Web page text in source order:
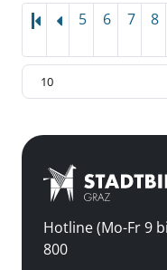
5 6 7 8
Hotline (Mo-Fr 9
800